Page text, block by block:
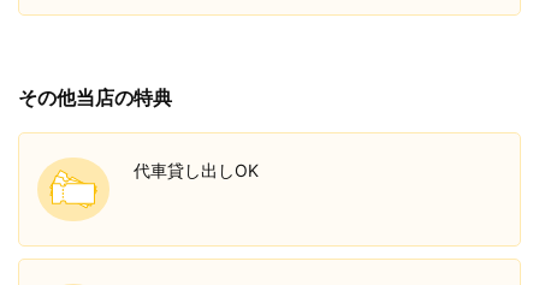
その他当店の特典
代車貸し出しOK